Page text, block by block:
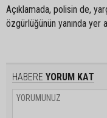
Açıklamada, polisin de,
özgürlüğünün yanında yer
HABERE YORUM KAT